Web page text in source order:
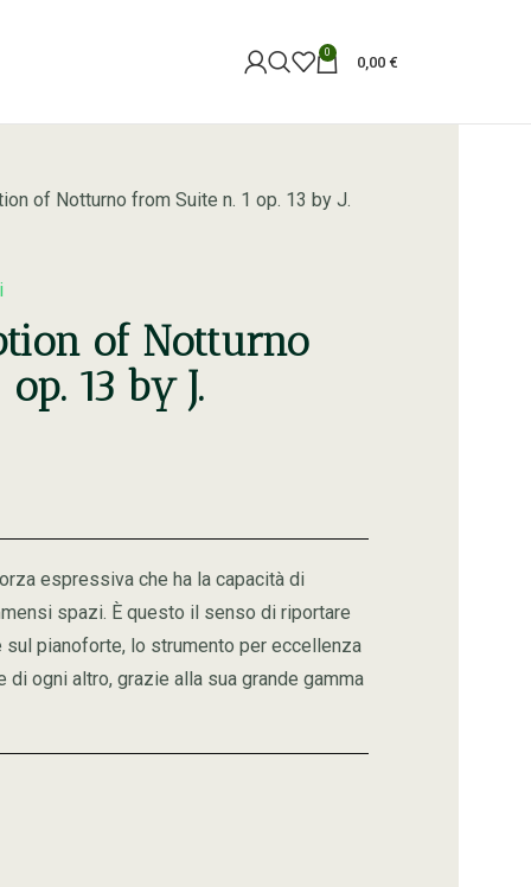
0
0,00 €
of Notturno from Suite n. 1 op. 13 by J.
of Notturno
13 by J.
espressiva che ha la capacità di
spazi. È questo il senso di riportare
pianoforte, lo strumento per eccellenza
ogni altro, grazie alla sua grande gamma